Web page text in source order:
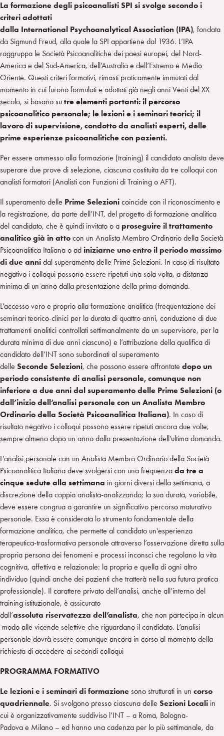
La formazione degli psicoanalisti SPI si svolge secondo i
criteri adottati
dalla International Psychoanalytical Association (IPA), fondata
da Sigmund Freud, alla quale la SPI appartiene dal 1936. L’IPA
raggruppa le Società Psicoanalitiche dei paesi europei, del Nord-
America e del Sud-America, dell’Australia e dell’Estremo e Medio
Oriente. Questi criteri formativi, rimasti praticamente immutati dal
momento in cui furono formulati e adottati già negli anni Venti del XX
secolo, si basano su tre elementi portanti: il percorso
psicoanalitico personale; le lezioni e i seminari teorici; il
lavoro di supervisione, condotto da analisti esperti, delle
prime esperienze psicoanalitiche con pazienti.
Per essere ammesso alla formazione (training) il candidato analista deve
superare due prove di selezione, ciascuna costituita da tre colloqui con
analisti formatori (Analisti con Funzioni di Training o AFT).
Il superamento delle Prime Selezioni coincide con il riconoscimento e
la registrazione, da parte dell’INT, del progetto di formazione analitica
del candidato, che è quindi invitato o a proseguire il trattamento
analitico già in atto con un Analista Membro Ordinario della Società
Psicoanalitica Italiana o ad iniziarne uno entro il periodo massimo
di due anni dal superamento delle Prime Selezioni. In caso di risultato
negativo i colloqui possono essere ripetuti una sola volta, a distanza
minima di un anno dalla presentazione della prima domanda.
L’accesso vero e proprio alla formazione analitica (frequentazione dei
seminari teorico-clinici per la durata di quattro anni, conduzione di due
trattamenti analitici controllati settimanalmente da un supervisore, per la
durata minima di due anni ciascuno) e l’attribuzione della qualifica di
candidato dell’INT sono subordinati al superamento
delle Seconde Selezioni, che possono essere affrontate dopo un
periodo consistente di analisi personale, comunque non
inferiore a due anni dal superamento delle Prime Selezioni (o
dall’inizio dell’analisi personale con un Analista Membro
Ordinario della Società Psicoanalitica Italiana). In caso di
risultato negativo i colloqui possono essere ripetuti ancora due volte,
sempre almeno dopo un anno dalla presentazione dell’ultima domanda.
L’analisi personale con un Analista Membro Ordinario della Società
Psicoanalitica Italiana deve svolgersi con una frequenza da tre a
cinque sedute alla settimana in giorni diversi della settimana, a
discrezione della coppia analista-analizzando; la sua durata, variabile,
deve essere congrua a garantire un significativo percorso maturativo
personale. Essa è considerata lo strumento fondamentale della
formazione analitica, che permette al candidato un’esperienza
terapeutica-trasformativa personale attraverso l’osservazione diretta sulla
propria persona dei fenomeni e processi inconsci che regolano la vita
cognitiva, affettiva e relazionale: la propria e quella di ogni altro
individuo (quindi anche dei pazienti che tratterà nella sua futura pratica
professionale). Il carattere privato dell’analisi, anche all’interno del
training istituzionale, è assicurato
dall’assoluta riservatezza dell’analista, che non partecipa in alcun
modo alle vicende selettive che riguardano il candidato. L’analisi
personale dovrà essere comunque ancora in corso al momento della
richiesta di accedere ai secondi colloqui
PROGRAMMA FORMATIVO
Le lezioni e i seminari di formazione sono strutturati in un corso
quadriennale. Si svolgono presso ciascuna delle Sezioni Locali in
cui è organizzativamente suddiviso l’INT – a Roma, Bologna-
Padova e Milano – ed hanno una cadenza per lo più settimanale, da